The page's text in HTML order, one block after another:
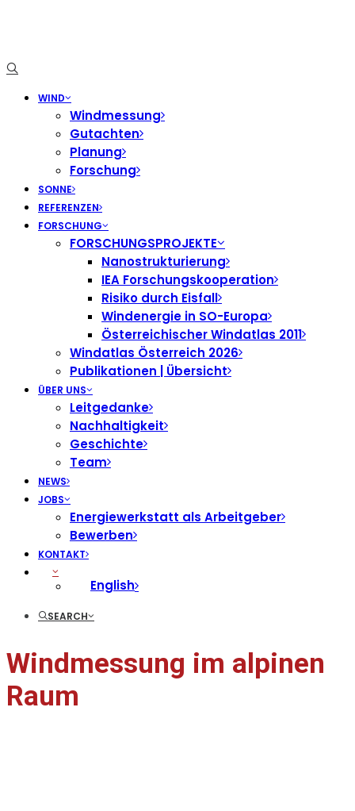
WIND
Windmessung
Gutachten
Planung
Forschung
SONNE
REFERENZEN
FORSCHUNG
FORSCHUNGSPROJEKTE
Nanostrukturierung
IEA Forschungskooperation
Risiko durch Eisfall
Windenergie in SO-Europa
Österreichischer Windatlas 2011
Windatlas Österreich 2026
Publikationen | Übersicht
ÜBER UNS
Leitgedanke
Nachhaltigkeit
Geschichte
Team
NEWS
JOBS
Energiewerkstatt als Arbeitgeber
Bewerben
KONTAKT
English
SEARCH
Windmessung im alpinen
Raum